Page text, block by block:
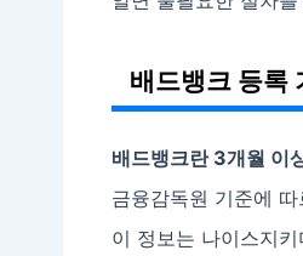
배드뱅크 등록
배드뱅크란 3개월 이
금융감독원 기준에
이 정보는 나이스지